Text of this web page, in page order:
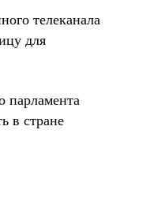
телеканала
для
парламента
в стране